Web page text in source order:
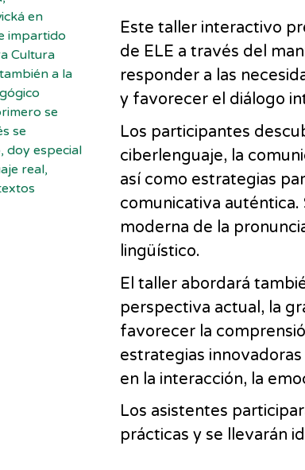
en
impartido
Cultura
a la
se
se
doy especial
real,
Este taller interactivo
de ELE a través del
responder a las
y favorecer el diálogo
Los participantes
ciberlenguaje, la
así como estrategias
comunicativa auténtica.
moderna de la
lingüístico.
El taller abordará
perspectiva actual, la
favorecer la
estrategias
en la interacción, la
Los asistentes
prácticas y se llevarán